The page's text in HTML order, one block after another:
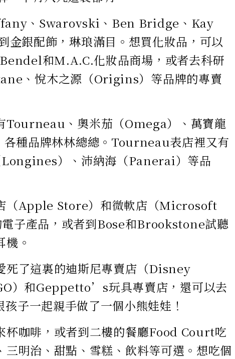
、Swarovski、Ben Bridge、Kay
金銀配飾，琳琅滿目。想買化妝品，可以
和M.A.C.化妝品商場，或者去科研
、悅木之源（Origins）等品牌的專賣
Tourneau、奧米茄（Omega）、萬寶龍
種品牌林林總總。Tourneau表店裡又有
）、沛納海（Panerai）等品
（Apple Store）和微軟店（Microsoft
子產品，或者到Bose和Brookstone試聽
。
死了這裏的迪斯尼專賣店（Disney
）和Geppetto’s玩具專賣店，還可以去
一起親手做了一個小熊娃娃！
杯咖啡，或者到二樓的餐廳Food Court吃
明治、甜點、雪糕、飲料等可選。想吃個